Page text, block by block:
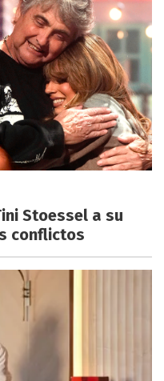
Stoessel a su
conflictos